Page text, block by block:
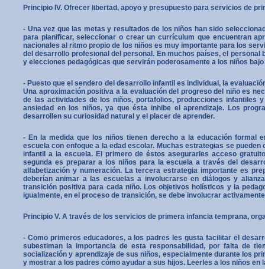
Principio IV. Ofrecer libertad, apoyo y presupuesto para servicios de
- Una vez que las metas y resultados de los niños han sido
para plani­fi­car, seleccionar o crear un currículum que encuentran
nacionales al ritmo propio de los niños es muy importante para los
del desarrollo profesional del personal. En muchos países, el
y elecciones pedagógicas que servirán poderosamente a los niños
- Puesto que el sendero del desarrollo infantil es individual, la
Una aproximación positiva a la eva­lua­ción del progreso del niño es
de las actividades de los niños, portafolios, producciones infantiles
ansiedad en los niños, ya que ésta inhibe el apren­di­zaje. Los
desarrollen su curiosidad natural y el placer de aprender.
- En la medida que los niños tienen derecho a la educación formal
escuela con enfoque a la edad escolar. Muchas estrategias se
infantil a la escuela. El primero de éstos asegurarles acceso
segunda es preparar a los niños para la escuela a través del
alfabetización y numeración. La tercera estrategia importante es
deberían animar a las escuelas a involucrarse en diálogos y
transición positiva para cada niño. Los objetivos holísticos y la
igual­mente, en el proceso de transición, se debe involucrar
Principio V. A través de los servicios de primera infancia temprana,
- Como primeros educadores, a los padres les gusta facilitar el
subestiman la importan­cia de esta responsabilidad, por falta de
socialización y aprendizaje de sus niños, especial­mente durante los
y mostrar a los padres cómo ayudar a sus hijos. Leerles a los niños en